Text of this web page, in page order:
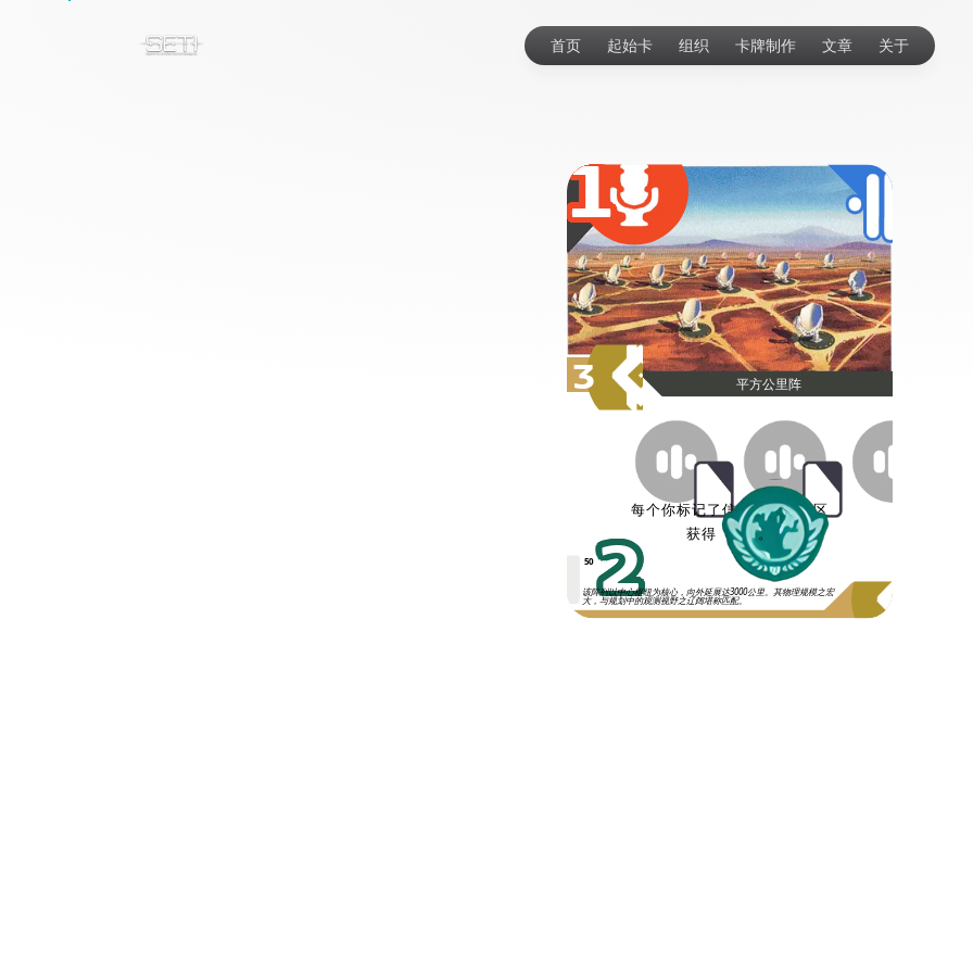
首页 起始卡 组织 卡牌制作 文章 关于
1
平方公里阵
3
每个你标记了信号的不同扇区
获得
2 。
50
该阵列以中心枢纽为核心，向外延展达3000公里。其物理规模之宏
大，与规划中的观测视野之辽阔堪称匹配。